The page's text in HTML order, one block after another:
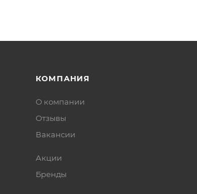
КОМПАНИЯ
О компании
Отзывы
Вакансии
Акции
Бренды